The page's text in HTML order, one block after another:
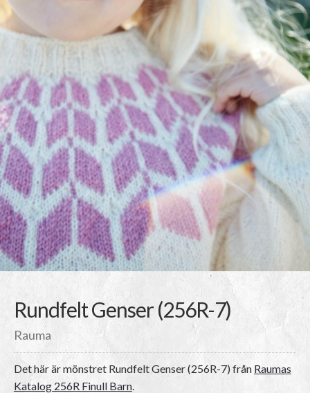
Rundfelt Genser (256R-7)
Rauma
Det här är mönstret Rundfelt Genser (256R-7)från Raumas
Katalog 256R Finull Barn.